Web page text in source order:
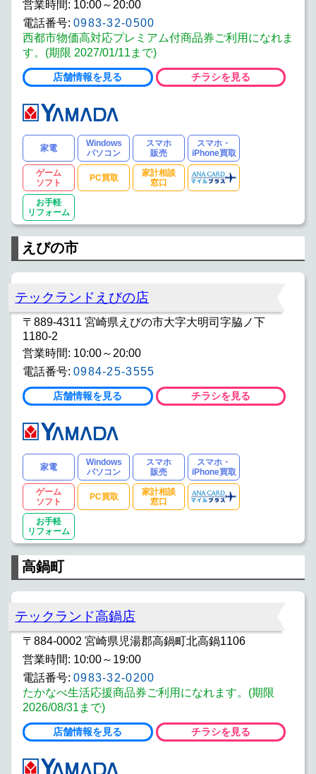
営業時間: 10:00～20:00
電話番号: 0983-32-0500
西都市物価高対応プレミアム付商品券ご利用になれま
す。(期限 2027/01/11まで)
店舗情報を見る チラシを見る
家電
Windows
パソコン
スマホ
販売
スマホ・
iPhone買取
ゲーム
ソフト
PC買取
家計相談
窓口
お手軽
リフォーム
えびの市
テックランドえびの店
〒889-4311 宮崎県えびの市大字大明司字脇ノ下
1180-2
営業時間: 10:00～20:00
電話番号: 0984-25-3555
店舗情報を見る チラシを見る
家電
Windows
パソコン
スマホ
販売
スマホ・
iPhone買取
ゲーム
ソフト
PC買取
家計相談
窓口
お手軽
リフォーム
高鍋町
テックランド高鍋店
〒884-0002 宮崎県児湯郡高鍋町北高鍋1106
営業時間: 10:00～19:00
電話番号: 0983-32-0200
たかなべ生活応援商品券ご利用になれます。(期限
2026/08/31まで)
店舗情報を見る チラシを見る